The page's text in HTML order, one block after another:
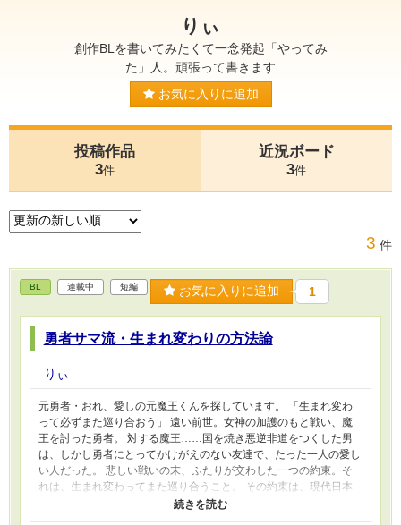
りぃ
創作BLを書いてみたくて一念発起「やってみ
た」人。頑張って書きます
お気に入りに追加
投稿作品
3件
近況ボード
3件
3 件
BL 連載中 短編 お気に入りに追加 1
勇者サマ流・生まれ変わりの方法論
りぃ
元勇者・おれ、愛しの元魔王くんを探しています。 「生まれ変わ
って必ずまた巡り合おう」 遠い前世。女神の加護のもと戦い、魔
王を討った勇者。 対する魔王……国を焼き悪逆非道をつくした男
は、しかし勇者にとってかけがえのない友達で、たった一人の愛し
い人だった。 悲しい戦いの末、ふたりが交わした一つの約束。そ
れは、生まれ変わってまた巡り合うこと。 その約束は、現代日本
に生まれ変わった元勇者・洸にとって希望の光だった。記憶が蘇っ